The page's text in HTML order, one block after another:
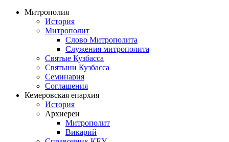
Митрополия
История
Митрополит
Слово Митрополита
Служения митрополита
Святые Кузбасса
Святыни Кузбасса
Семинария
Соглашения
Кемеровская епархия
История
Архиереи
Митрополит
Викарий